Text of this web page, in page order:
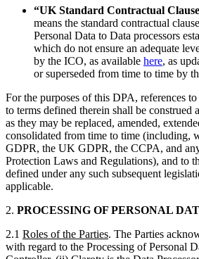
“UK Standard Contractual
means the standard contractual
Personal Data to Data processors
which do not ensure an adequate
by the ICO, as available here, as
or superseded from time to time by
For the purposes of this DPA, references
to terms defined therein shall be construed
as they may be replaced, amended,
consolidated from time to time (including,
GDPR, the UK GDPR, the CCPA, and
Protection Laws and Regulations), and to
defined under any such subsequent
applicable.
2. PROCESSING OF PERSONAL
2.1 Roles of the Parties. The Parties
with regard to the Processing of Personal